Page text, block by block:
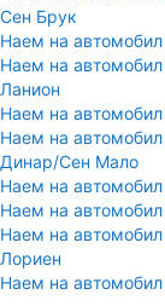
Сен Брук
Наем на
Наем на
Ланион
Наем на
Наем на
Динар/Сен Мало
Наем на
Наем на
Наем на
Лориен
Наем на